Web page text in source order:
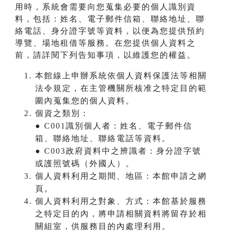
用時，系統會需要向您蒐集必要的個人識別資
料，包括：姓名、電子郵件信箱、聯絡地址、聯
絡電話、身分證字號等資料，以便為您提供預約
導覽、場地租借等服務。在您提供個人資料之
前，請詳閱下列告知事項，以維護您的權益。
本館線上申辦系統依個人資料保護法等相關
法令規定，在主管機關所核准之特定目的範
圍內蒐集您的個人資料。
個資之類別：
● C001識別個人者：姓名、電子郵件信
箱、聯絡地址、聯絡電話等資料。
● C003政府資料中之辨識者：身分證字號
或護照號碼（外國人）。
個人資料利用之期間、地區：本館申請之網
頁。
個人資料利用之對象、方式：本館基於服務
之特定目的內，將申請相關資料將留存於相
關組室，供服務目的內處理利用。